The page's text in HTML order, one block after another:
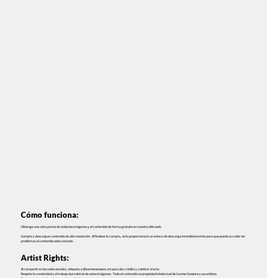
Cómo funciona:
Obtenga una vista previa de todas las imágenes y el contenido de forma gratuita en nuestro sitio web.
Compre y descargue contenido de alta resolución. Al finalizar la compra, se le proporcionará un enlace de descarga inmediatamente para que pueda acceder sin
problemas al contenido seleccionado.
Artist Rights:
Al compartir en las redes sociales, etiqueta a @sunrisesessions.art para dar crédito y celebrar el arte.
Respete la creatividad y el trabajo duro detrás de estas imágenes. Todo el contenido es propiedad intelectual de Sunrise Sessions y sus artistas.